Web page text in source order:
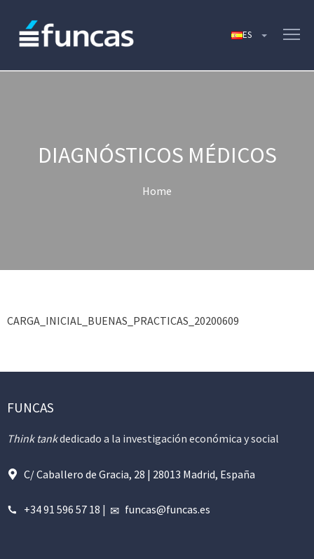
DIAGNÓSTICOS MÉDICOS
Home
CARGA_INICIAL_BUENAS_PRACTICAS_20200609
FUNCAS
Think tankdedicado a la investigación económica y social
C/ Caballero de Gracia, 28 | 28013 Madrid, España
+34 91 596 57 18 | funcas@funcas.es